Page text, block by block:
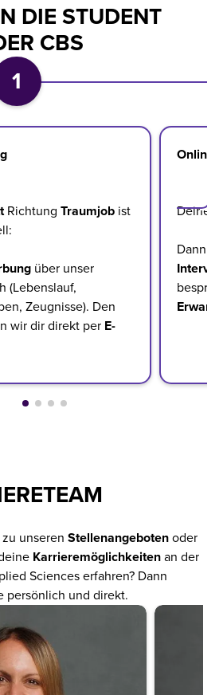
DIE STUDENT
CBS
1
Richtung Traumjob ist
über unser
(Lebenslauf,
Zeugnisse). Den
wir dir direkt per E-
Online-
Deine
Dann
zu unseren Stellenangeboten oder
Karrieremöglichkeiten an der
Sciences erfahren? Dann
persönlich und direkt.